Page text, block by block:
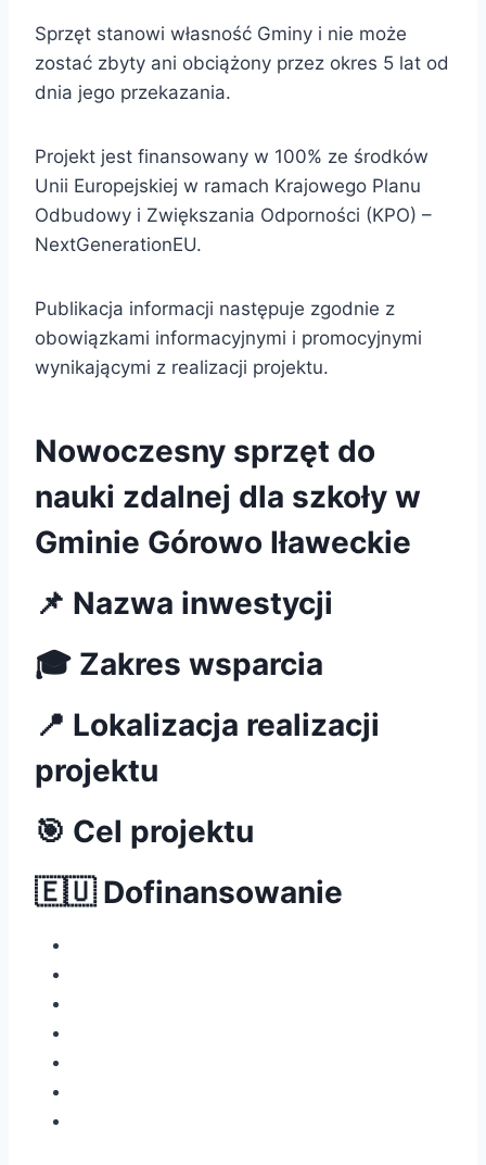
Sprzęt stanowi własność Gminy i nie może
zostać zbyty ani obciążony przez okres 5 lat od
dnia jego przekazania.
Projekt jest finansowany w 100% ze środków
Unii Europejskiej w ramach Krajowego Planu
Odbudowy i Zwiększania Odporności (KPO) –
NextGenerationEU.
Publikacja informacji następuje zgodnie z
obowiązkami informacyjnymi i promocyjnymi
wynikającymi z realizacji projektu.
Nowoczesny sprzęt do
nauki zdalnej dla szkoły w
Gminie Górowo Iławeckie
📌 Nazwa inwestycji
🎓 Zakres wsparcia
📍 Lokalizacja realizacji
projektu
🎯 Cel projektu
🇪🇺 Dofinansowanie